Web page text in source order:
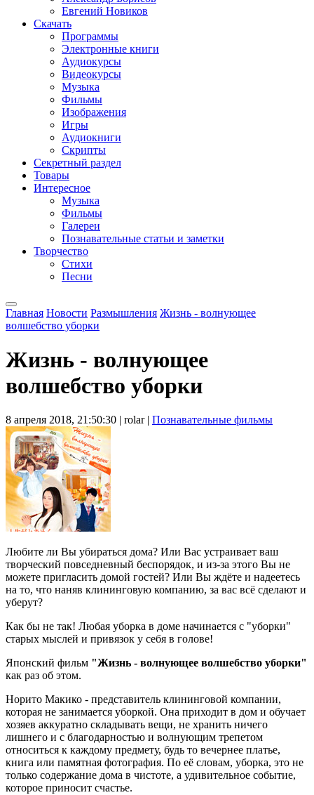
Евгений Новиков
Скачать
Программы
Электронные книги
Аудиокурсы
Видеокурсы
Музыка
Фильмы
Изображения
Игры
Аудиокниги
Скрипты
Секретный раздел
Товары
Интересное
Музыка
Фильмы
Галереи
Познавательные статьи и заметки
Творчество
Стихи
Песни
Главная Новости Размышления Жизнь - волнующее
волшебство уборки
Жизнь - волнующее
волшебство уборки
8 апреля 2018, 21:50:30 | rolar | Познавательные фильмы
Любите ли Вы убираться дома? Или Вас устраивает ваш
творческий повседневный беспорядок, и из-за этого Вы не
можете пригласить домой гостей? Или Вы ждёте и надеетесь
на то, что наняв клининговую компанию, за вас всё сделают и
уберут?
Как бы не так! Любая уборка в доме начинается с "уборки"
старых мыслей и привязок у себя в голове!
Японский фильм "Жизнь - волнующее волшебство уборки"
как раз об этом.
Норито Макико - представитель клининговой компании,
которая не занимается уборкой. Она приходит в дом и обучает
хозяев аккуратно складывать вещи, не хранить ничего
лишнего и с благодарностью и волнующим трепетом
относиться к каждому предмету, будь то вечернее платье,
книга или памятная фотография. По её словам, уборка, это не
только содержание дома в чистоте, а удивительное событие,
которое приносит счастье.